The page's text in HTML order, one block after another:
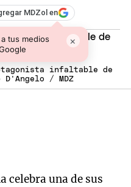
MDZol en
tus medios
×
infaltable de
/ MDZ
celebra una de sus